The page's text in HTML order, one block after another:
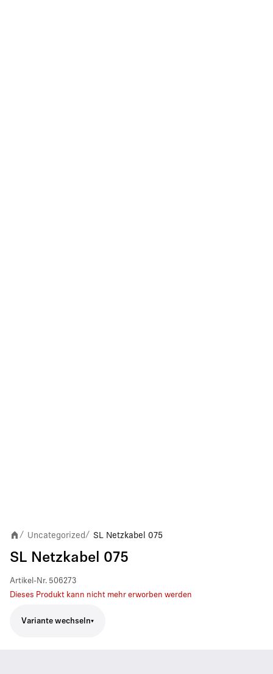
/ Uncategorized / SL Netzkabel 075
SL Netzkabel 075
Artikel-Nr. 506273
Dieses Produkt kann nicht mehr erworben werden
Variante wechseln